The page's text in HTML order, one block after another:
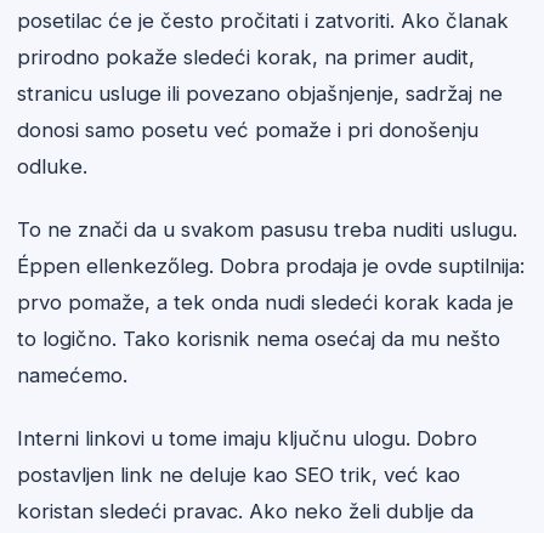
posetilac će je često pročitati i zatvoriti. Ako članak
prirodno pokaže sledeći korak, na primer audit,
stranicu usluge ili povezano objašnjenje, sadržaj ne
donosi samo posetu već pomaže i pri donošenju
odluke.
To ne znači da u svakom pasusu treba nuditi uslugu.
Éppen ellenkezőleg. Dobra prodaja je ovde suptilnija:
prvo pomaže, a tek onda nudi sledeći korak kada je
to logično. Tako korisnik nema osećaj da mu nešto
namećemo.
Interni linkovi u tome imaju ključnu ulogu. Dobro
postavljen link ne deluje kao SEO trik, već kao
koristan sledeći pravac. Ako neko želi dublje da